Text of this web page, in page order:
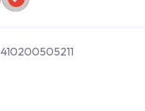
410200505211